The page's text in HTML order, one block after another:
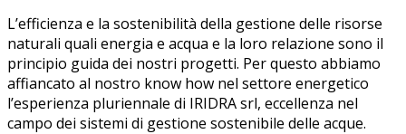
L’efficienza e la sostenibilità della gestione delle risorse
naturali quali energia e acqua e la loro relazione sono il
principio guida dei nostri progetti. Per questo abbiamo
affiancato al nostro know how nel settore energetico
l’esperienza pluriennale di IRIDRA srl, eccellenza nel
campo dei sistemi di gestione sostenibile delle acque.